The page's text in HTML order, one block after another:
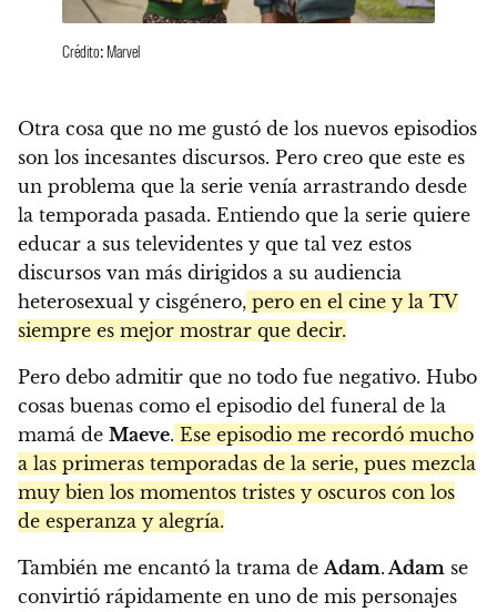
Crédito: Marvel
Otra cosa que no me gustó de los nuevos episodios
son los incesantes discursos. Pero creo que este es
un problema que la serie venía arrastrando desde
la temporada pasada. Entiendo que la serie quiere
educar a sus televidentes y que tal vez estos
discursos van más dirigidos a su audiencia
heterosexual y cisgénero, pero en el cine y la TV
siempre es mejor mostrar que decir.
Pero debo admitir que no todo fue negativo. Hubo
cosas buenas como el episodio del funeral de la
mamá de Maeve. Ese episodio me recordó mucho
a las primeras temporadas de la serie, pues mezcla
muy bien los momentos tristes y oscuros con los
de esperanza y alegría.
También me encantó la trama de Adam. Adam se
convirtió rápidamente en uno de mis personajes